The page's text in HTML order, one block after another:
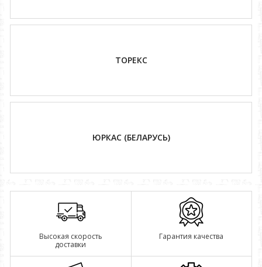
ТОРЕКС
ЮРКАС (БЕЛАРУСЬ)
Высокая скорость
доставки
Гарантия качества